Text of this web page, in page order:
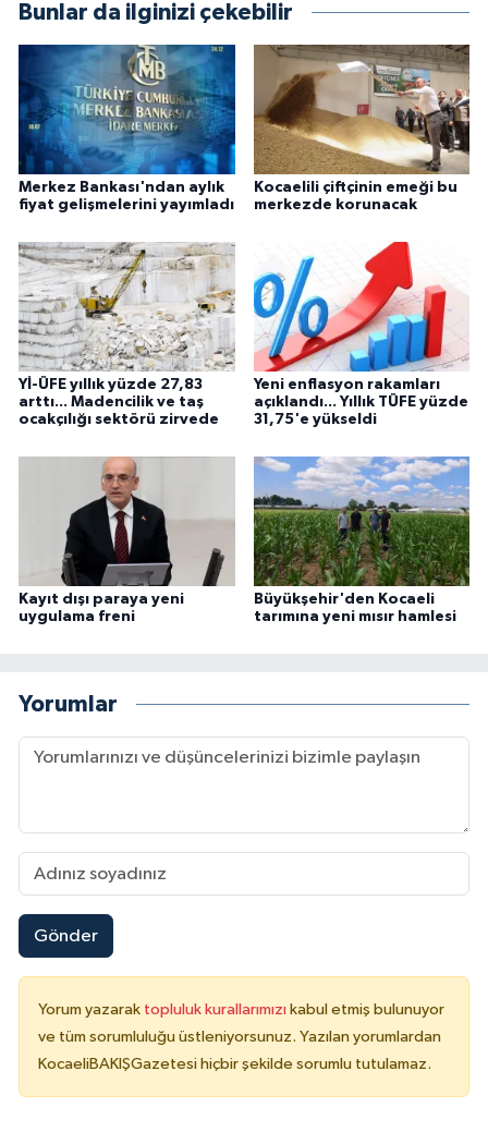
Bunlar da ilginizi çekebilir
Merkez Bankası'ndan aylık
fiyat gelişmelerini yayımladı
Kocaelili çiftçinin emeği bu
merkezde korunacak
Yİ-ÜFE yıllık yüzde 27,83
arttı... Madencilik ve taş
ocakçılığı sektörü zirvede
Yeni enflasyon rakamları
açıklandı... Yıllık TÜFE yüzde
31,75'e yükseldi
Kayıt dışı paraya yeni
uygulama freni
Büyükşehir'den Kocaeli
tarımına yeni mısır hamlesi
Yorumlar
Gönder
Yorum yazarak topluluk kurallarımızı kabul etmiş bulunuyor
ve tüm sorumluluğu üstleniyorsunuz. Yazılan yorumlardan
KocaeliBAKIŞGazetesi hiçbir şekilde sorumlu tutulamaz.